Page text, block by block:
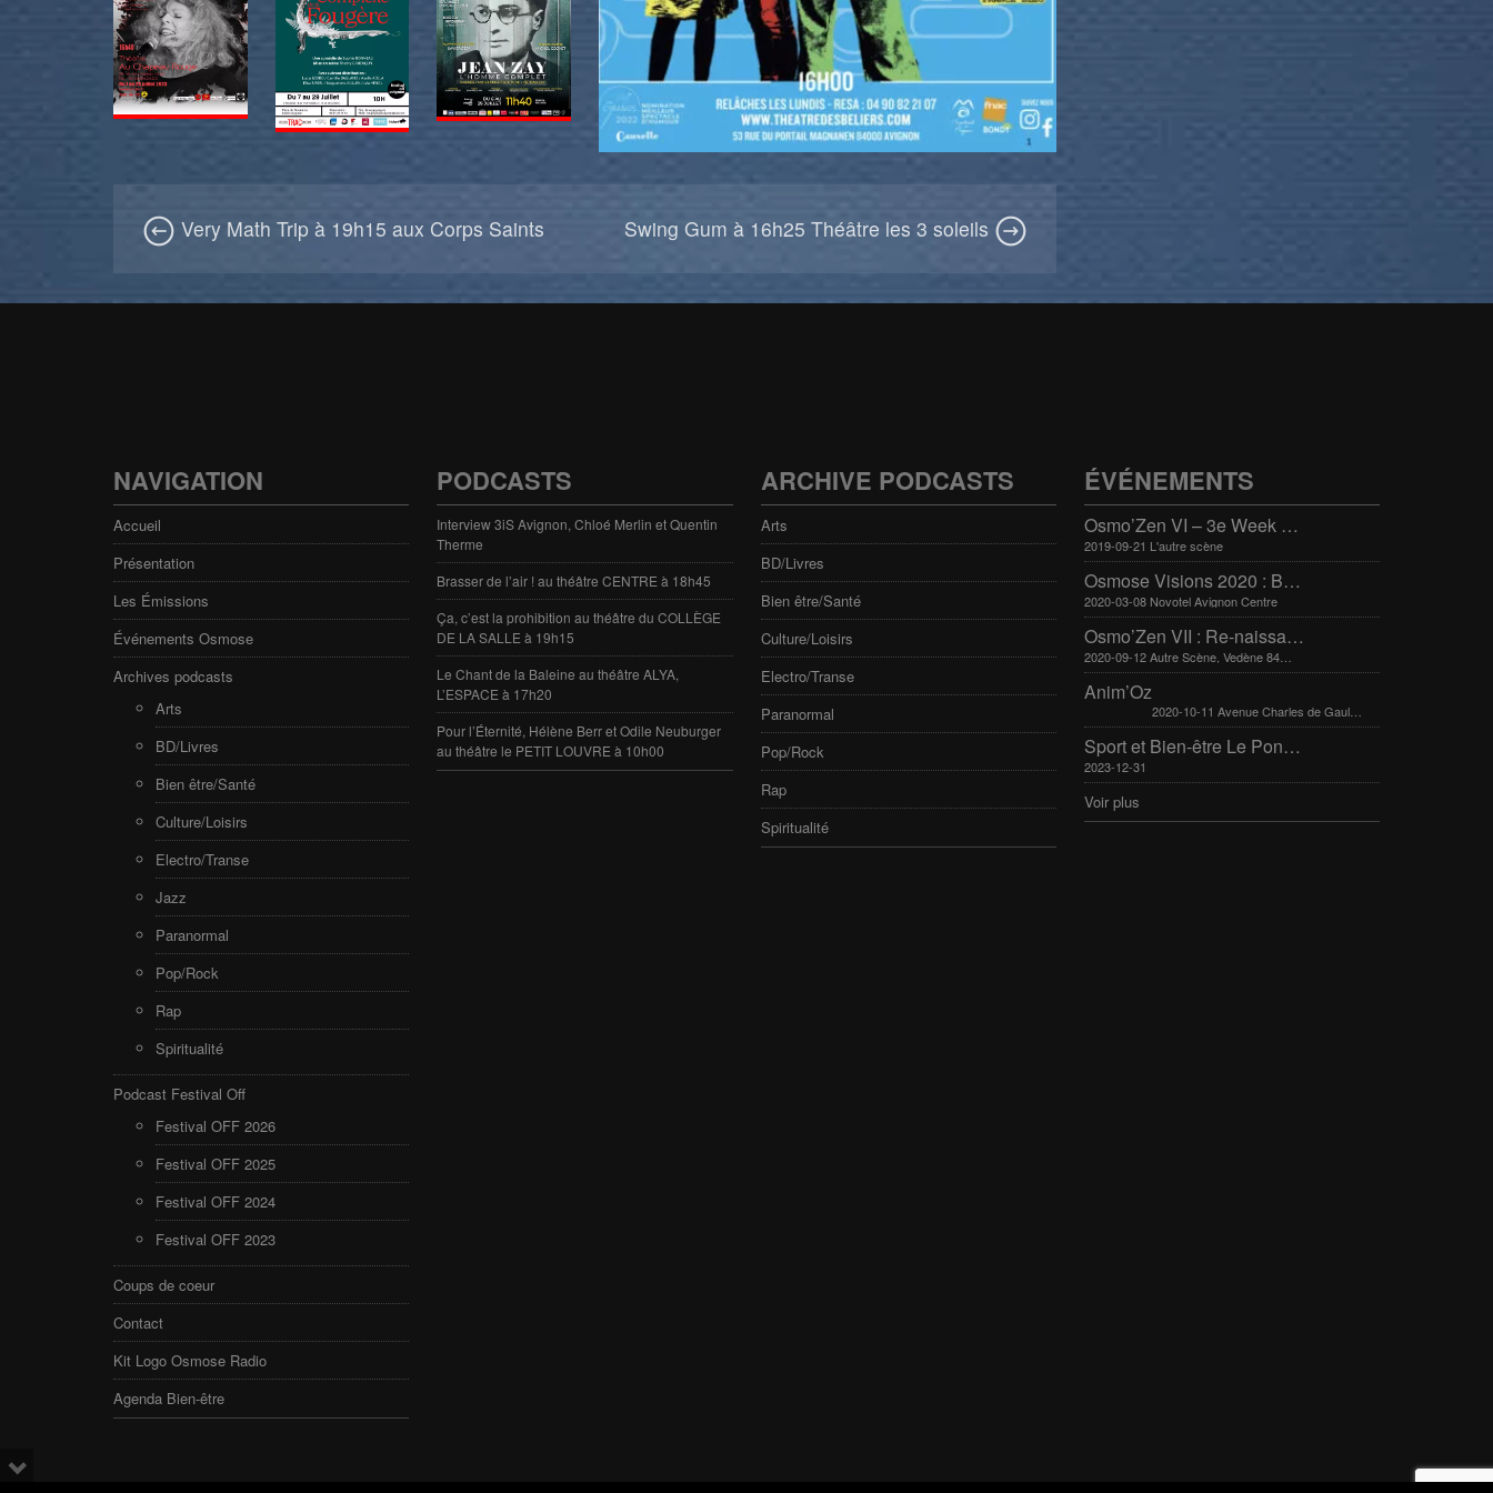
Very Math Trip à 19h15 aux Corps Saints Swing Gum à 16h25 Théâtre les 3 soleils
NAVIGATION
Accueil
Présentation
Les Émissions
Événements Osmose
Archives podcasts
Arts
BD/Livres
Bien être/Santé
Culture/Loisirs
Electro/Transe
Jazz
Paranormal
Pop/Rock
Rap
Spiritualité
Podcast Festival Off
Festival OFF 2026
Festival OFF 2025
Festival OFF 2024
Festival OFF 2023
Coups de coeur
Contact
Kit Logo Osmose Radio
Agenda Bien-être
PODCASTS
Interview 3iS Avignon, Chloé Merlin et Quentin
Therme
Brasser de l’air ! au théâtre CENTRE à 18h45
Ça, c’est la prohibition au théâtre du COLLÈGE
DE LA SALLE à 19h15
Le Chant de la Baleine au théâtre ALYA,
L’ESPACE à 17h20
Pour l’Éternité, Hélène Berr et Odile Neuburger
au théâtre le PETIT LOUVRE à 10h00
ARCHIVE PODCASTS
Arts
BD/Livres
Bien être/Santé
Culture/Loisirs
Electro/Transe
Paranormal
Pop/Rock
Rap
Spiritualité
ÉVÉNEMENTS
Osmo’Zen VI – 3e Week end international du bien-être
2019-09-21 L'autre scène
Osmose Visions 2020 : Bien-être et arts divinatoires
2020-03-08 Novotel Avignon Centre
Osmo’Zen VII : Re-naissance
2020-09-12 Autre Scène, Vedène 84270
Anim’Oz
2020-10-11 Avenue Charles de Gaulle 30400 Villeneuve-Lès-Avignon
Sport et Bien-être Le Pontet 16-17 mars 2024
2023-12-31
Voir plus